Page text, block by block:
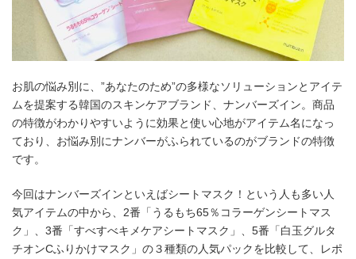
お肌の悩み別に、”あなたのため”の多様なソリューションとアイテ
ムを提案する韓国のスキンケアブランド、ナンバーズイン。商品
の特徴がわかりやすいように効果と使い心地がアイテム名になっ
ており、お悩み別にナンバーがふられているのがブランドの特徴
です。
今回はナンバーズインといえばシートマスク！という人も多い人
気アイテムの中から、2番「うるもち65％コラーゲンシートマス
ク」、3番「すべすべキメケアシートマスク」、5番「白玉グルタ
チオンCふりかけマスク」の３種類の人気パックを比較して、レポ